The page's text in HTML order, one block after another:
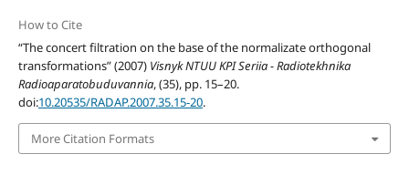
How to Cite
“The concert filtration on the base of the normalizate orthogonal
transformations” (2007) Visnyk NTUU KPI Seriia - Radiotekhnika
Radioaparatobuduvannia, (35), pp. 15–20.
doi:10.20535/RADAP.2007.35.15-20.
More Citation Formats